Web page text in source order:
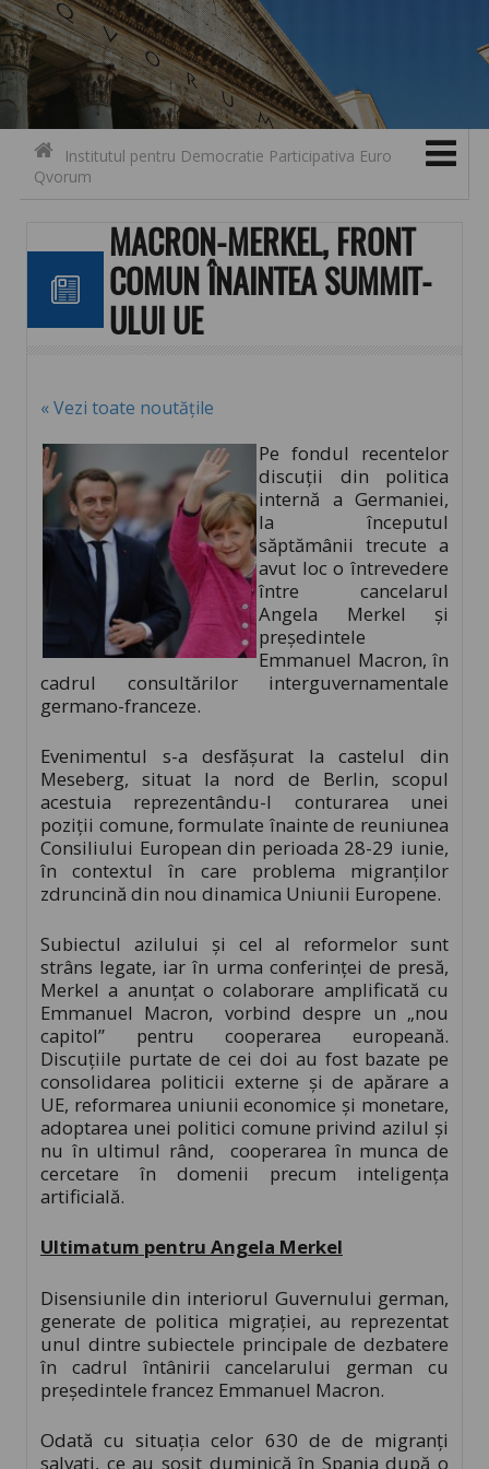
Contact
Skip to content
Institutul pentru Democratie Participativa Euro
Qvorum
MACRON-MERKEL, FRONT
COMUN ÎNAINTEA SUMMIT-
ULUI UE
« Vezi toate noutățile
Pe fondul recentelor
discuții din politica
internă a Germaniei,
la începutul
săptămânii trecute a
avut loc o întrevedere
între cancelarul
Angela Merkel și
președintele
Emmanuel Macron, în
cadrul consultărilor interguvernamentale
germano-franceze.
Evenimentul s-a desfășurat la castelul din
Meseberg, situat la nord de Berlin, scopul
acestuia reprezentându-l conturarea unei
poziții comune, formulate înainte de reuniunea
Consiliului European din perioada 28-29 iunie,
în contextul în care problema migranților
zdruncină din nou dinamica Uniunii Europene.
Subiectul azilului și cel al reformelor sunt
strâns legate, iar în urma conferinței de presă,
Merkel a anunțat o colaborare amplificată cu
Emmanuel Macron, vorbind despre un „nou
capitol” pentru cooperarea europeană.
Discuțiile purtate de cei doi au fost bazate pe
consolidarea politicii externe și de apărare a
UE, reformarea uniunii economice și monetare,
adoptarea unei politici comune privind azilul și
nu în ultimul rând, cooperarea în munca de
cercetare în domenii precum inteligența
artificială.
Ultimatum pentru Angela Merkel
Disensiunile din interiorul Guvernului german,
generate de politica migrației, au reprezentat
unul dintre subiectele principale de dezbatere
în cadrul întânirii cancelarului german cu
președintele francez Emmanuel Macron.
Odată cu situația celor 630 de de migranţi
salvaţi, ce au sosit duminică în Spania după o